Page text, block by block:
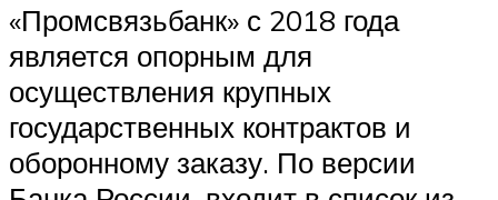
«Промсвязьбанк» с 2018 года
является опорным для
осуществления крупных
государственных контрактов и
оборонному заказу. По версии